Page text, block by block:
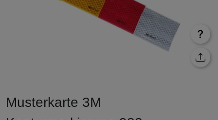
Musterkarte 3M